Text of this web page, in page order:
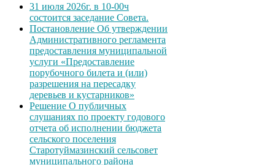
31 июля 2026г. в 10-00ч
состоится заседание Совета.
Постановление Об утверждении
Административного регламента
предоставления муниципальной
услуги «Предоставление
порубочного билета и (или)
разрешения на пересадку
деревьев и кустарников»
Решение О публичных
слушаниях по проекту годового
отчета об исполнении бюджета
сельского поселения
Старотуймазинский сельсовет
муниципального района